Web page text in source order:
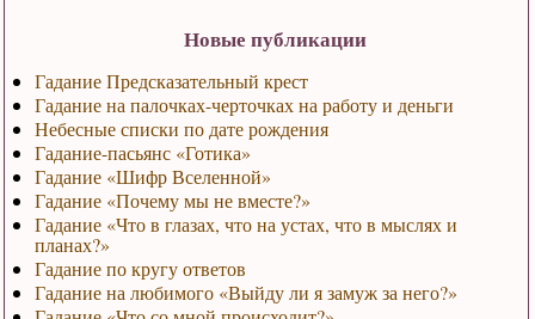
Новые публикации
Гадание Предсказательный крест
Гадание на палочках-черточках на работу и деньги
Небесные списки по дате рождения
Гадание-пасьянс «Готика»
Гадание «Шифр Вселенной»
Гадание «Почему мы не вместе?»
Гадание «Что в глазах, что на устах, что в мыслях и
планах?»
Гадание по кругу ответов
Гадание на любимого «Выйду ли я замуж за него?»